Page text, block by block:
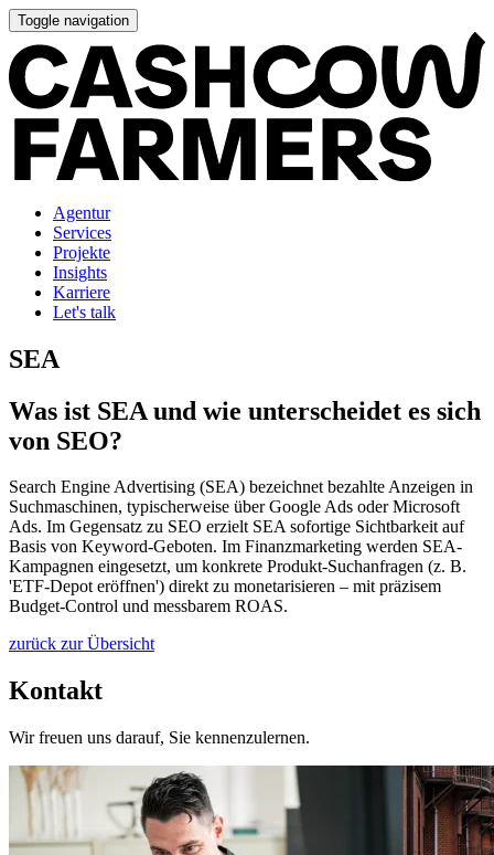
Toggle navigation
Agentur
Services
Projekte
Insights
Karriere
Let's talk
SEA
Was ist SEA und wie unterscheidet es sich
von SEO?
Search Engine Advertising (SEA) bezeichnet bezahlte Anzeigen in
Suchmaschinen, typischerweise über Google Ads oder Microsoft
Ads. Im Gegensatz zu SEO erzielt SEA sofortige Sichtbarkeit auf
Basis von Keyword-Geboten. Im Finanzmarketing werden SEA-
Kampagnen eingesetzt, um konkrete Produkt-Suchanfragen (z. B.
'ETF-Depot eröffnen') direkt zu monetarisieren – mit präzisem
Budget-Control und messbarem ROAS.
zurück zur Übersicht
Kontakt
Wir freuen uns darauf, Sie kennenzulernen.